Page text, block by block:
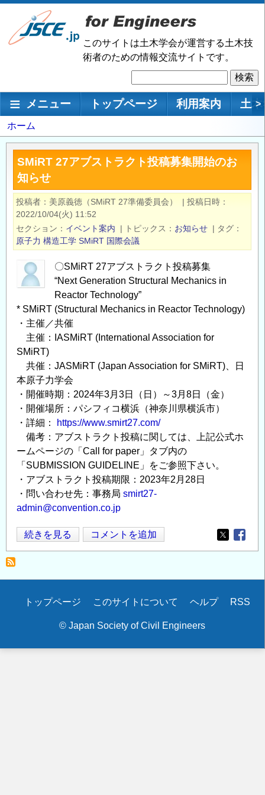
メ
ン
移
このサイトは土木学会が運営する土木技
術者のための情報交流サイトです。
索
メインナビゲーション
メニュー トップページ 利用案内 土 >
パ
ン
く
ず
ホーム
SMiRT 27アブストラクト投稿募集開始のお
知らせ
投稿者 美原義徳（SMiRT 27準備委員会） | 投稿日時
2022/10/04(火) 11:52
セクション
イベント案内 | トピックス お知らせ | タグ
原子力 構造工学 SMiRT 国際会議
〇SMiRT 27アブストラクト投稿募集
“Next Generation Structural Mechanics in
Reactor Technology”
* SMiRT (Structural Mechanics in Reactor Technology)
・主催／共催
主催：IASMiRT (International Association for
SMiRT)
共催：JASMiRT (Japan Association for SMiRT)、日
本原子力学会
・開催時期：2024年3月3日（日）～3月8日（金）
・開催場所：パシフィコ横浜（神奈川県横浜市）
・詳細：
https://www.smirt27.com/
備考：アブストラクト投稿に関しては、上記公式ホ
ームページの「Call for paper」タブ内の
「SUBMISSION GUIDELINE」をご参照下さい。
・アブストラクト投稿期限：2023年2月28日
・問い合わせ先：事務局 smirt27-
admin@convention.co.jp
SMiRT
27
ブ
ト
続きを見る コメントを追加
Opens in
Secondary
トップページ このサイトについて ヘルプ RSS
© Japan Society of Civil Engineers